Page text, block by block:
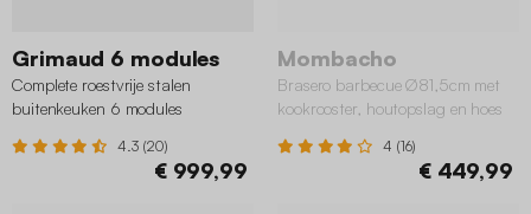
Grimaud 6 modules
Complete roestvrije stalen
buitenkeuken 6 modules
4.3 (20)
€ 999,99
Mombacho
Brasero barbecue Ø81,5cm met
kookrooster, houtopslag en hoes
4 (16)
€ 449,99